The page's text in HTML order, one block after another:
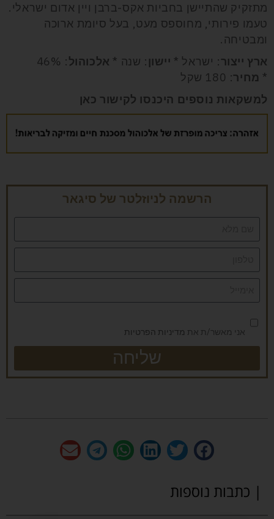
מתזקיק שהתיישן בחביות אקס-ברבן ויין אדום ישראלי.
טעמו פירותי, מחוספס מעט, בעל סיומת ארוכה
ומבטיחה.
ארץ ייצור: ישראל * יישון : שנה * אלכוהול
: 46%
* מחיר: 180 שקל
למשקאות נוספים היכנסו לקישור כאן
הרשמה לניוזלטר של סיגאר
אני מאשר/ת את מדיניות הפרטיות
שליחה
| כתבות נוספות